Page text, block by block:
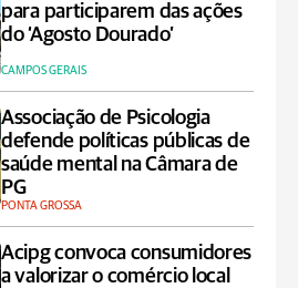
para participarem das ações
do ‘Agosto Dourado’
CAMPOS GERAIS
Associação de Psicologia
defende políticas públicas de
saúde mental na Câmara de
PG
PONTA GROSSA
Acipg convoca consumidores
a valorizar o comércio local